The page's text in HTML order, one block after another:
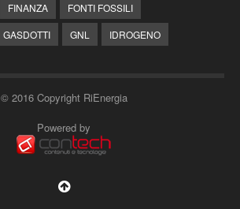
FINANZA
FONTI FOSSILI
GASDOTTI GNL IDROGENO
© 2016 Copyright RiEnergia
Powered by